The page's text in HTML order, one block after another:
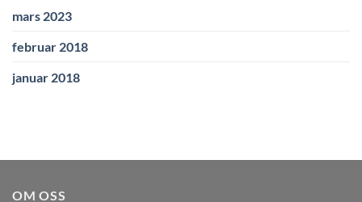
mars 2023
februar 2018
januar 2018
OM OSS